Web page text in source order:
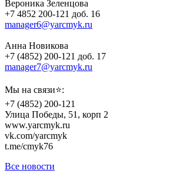
Вероника Зеленцова
+7 4852 200-121 доб. 16
manager6@yarcmyk.ru
Анна Новикова
+7 (4852) 200-121 доб. 17
manager7@yarcmyk.ru
Мы на связи⭐️:
+7 (4852) 200-121
Улица Победы, 51, корп 2
www.yarcmyk.ru
vk.com/yarcmyk
t.me/cmyk76
Все новости